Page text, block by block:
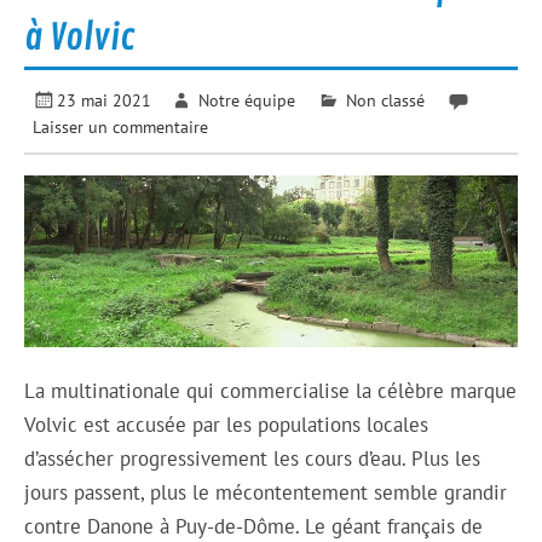
à Volvic
23 mai 2021 Notre équipe
Non classé
Laisser un commentaire
La multinationale qui commercialise la célèbre marque
Volvic est accusée par les populations locales
d’assécher progressivement les cours d’eau. Plus les
jours passent, plus le mécontentement semble grandir
contre Danone à Puy-de-Dôme. Le géant français de